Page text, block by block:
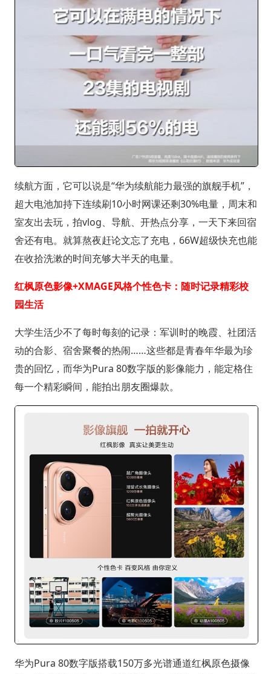
续航方面，它可以说是“华为续航能力最强的旗舰手机”，
超大电池加持下连续刷10小时网课还剩30%电量，周末和
室友出去玩，拍vlog、导航、开热点分享，一天下来回宿
舍还有电。就算熬夜赶论文忘了充电，66W超级快充也能
在收拾洗漱的时间充够大半天的电量。
红枫原色影像+XMAGE风格个性色卡：随时记录精彩校
园生活
大学生活少不了每时每刻的记录：军训时的晚霞、社团活
动的合影、宿舍聚餐的热闹……这些都是青春年华最为珍
贵的回忆，而华为Pura 80数字版的影像能力，能定格住
每一个精彩瞬间，能拍出朋友圈爆款。
华为Pura 80数字版搭载150万多光谱通道红枫原色摄像